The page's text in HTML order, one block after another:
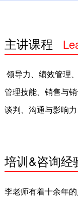
上课程
训体系（学习地图）
动学习项目
才测评与人才盘点
主讲课程
领导力、绩效管理
管理技能、销售与
谈判、沟通与影响
培训&咨询经
李老师有着十余年